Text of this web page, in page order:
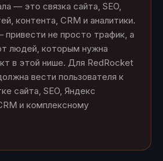
— это связка сайта, SEO,
контента, CRM и аналитики.
привести не просто трафик, а
людей, которым нужна
в этой нише. Для RedRocket
вести пользователя к
сайта, SEO, Яндекс
и комплексному